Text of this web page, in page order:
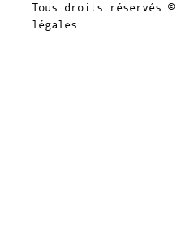
Tous droits réservés
légales